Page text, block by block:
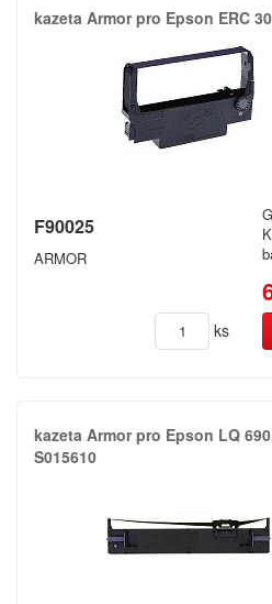
kazeta Armor pro Epson ERC
F90025
ARMOR
ks
kazeta Armor pro Epson LQ
S015610